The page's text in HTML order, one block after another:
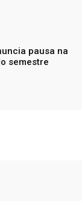
pausa na
semestre